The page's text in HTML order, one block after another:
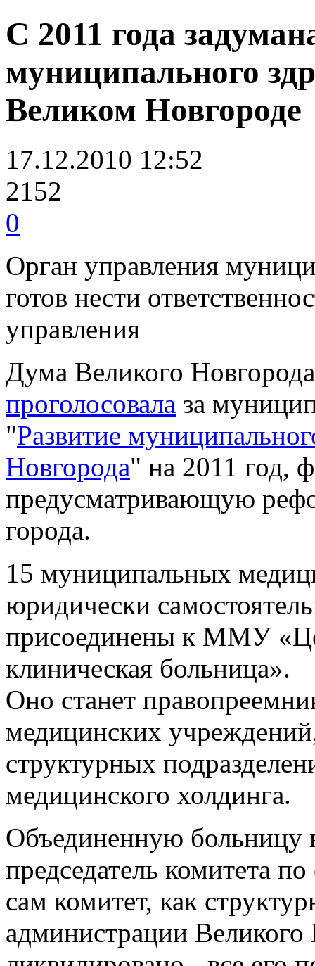
С 2011 года
муниципального
Великом Новгороде
17.12.2010 12:52
2152
0
Орган управления
готов нести
управления
Дума Великого
проголосовала за
"Развитие
Новгорода" на 2011 год,
предусматривающую
города.
15 муниципальных
юридически
присоединены к ММУ
клиническая больница».
Оно станет
медицинских
структурных
медицинского холдинга.
Объединенную больницу
председатель комитета
сам комитет, как
администрации Великого